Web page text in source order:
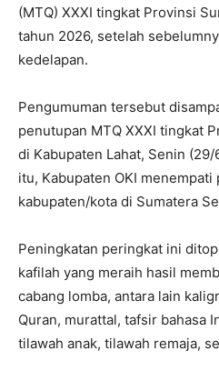
(MTQ) XXXI tingkat Provinsi
tahun 2026, setelah
kedelapan.
Pengumuman tersebut
penutupan MTQ XXXI tingkat
di Kabupaten Lahat, Senin
itu, Kabupaten OKI
kabupaten/kota di Sumatera
Peningkatan peringkat ini
kafilah yang meraih hasil
cabang lomba, antara lain
Quran, murattal, tafsir bahasa
tilawah anak, tilawah remaja,